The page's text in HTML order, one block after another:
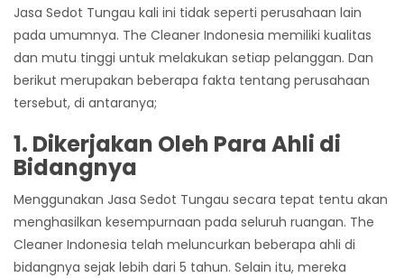
Jasa Sedot Tungau kali ini tidak seperti perusahaan lain
pada umumnya. The Cleaner Indonesia memiliki kualitas
dan mutu tinggi untuk melakukan setiap pelanggan. Dan
berikut merupakan beberapa fakta tentang perusahaan
tersebut, di antaranya;
1. Dikerjakan Oleh Para Ahli di
Bidangnya
Menggunakan Jasa Sedot Tungau secara tepat tentu akan
menghasilkan kesempurnaan pada seluruh ruangan. The
Cleaner Indonesia telah meluncurkan beberapa ahli di
bidangnya sejak lebih dari 5 tahun. Selain itu, mereka